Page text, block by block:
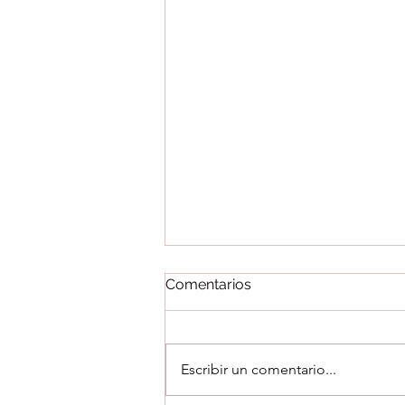
Comentarios
Escribir un comentario...